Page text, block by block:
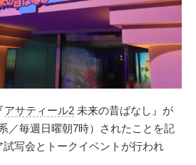
アサティール2 未来の昔ばなし』が
／毎週日曜朝7時）されたことを記
写会とトークイベントが行われ